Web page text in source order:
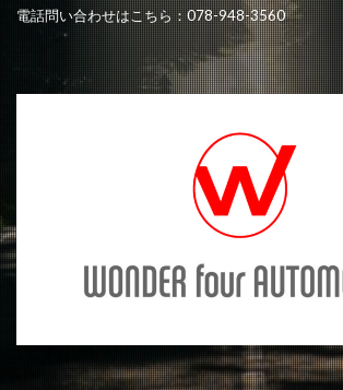
電話問い合わせはこちら：078-948-3560